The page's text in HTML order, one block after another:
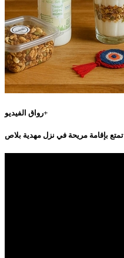
رواق الفيديو+
تمتع بإقامة مريحة في نزل مهدية بلاص